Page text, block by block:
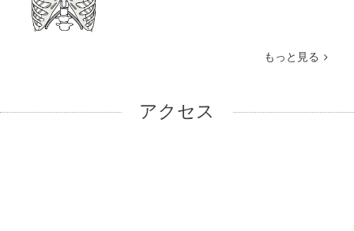
もっと見る
アクセス